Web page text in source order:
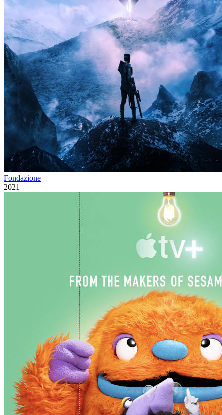
Fondazione
2021